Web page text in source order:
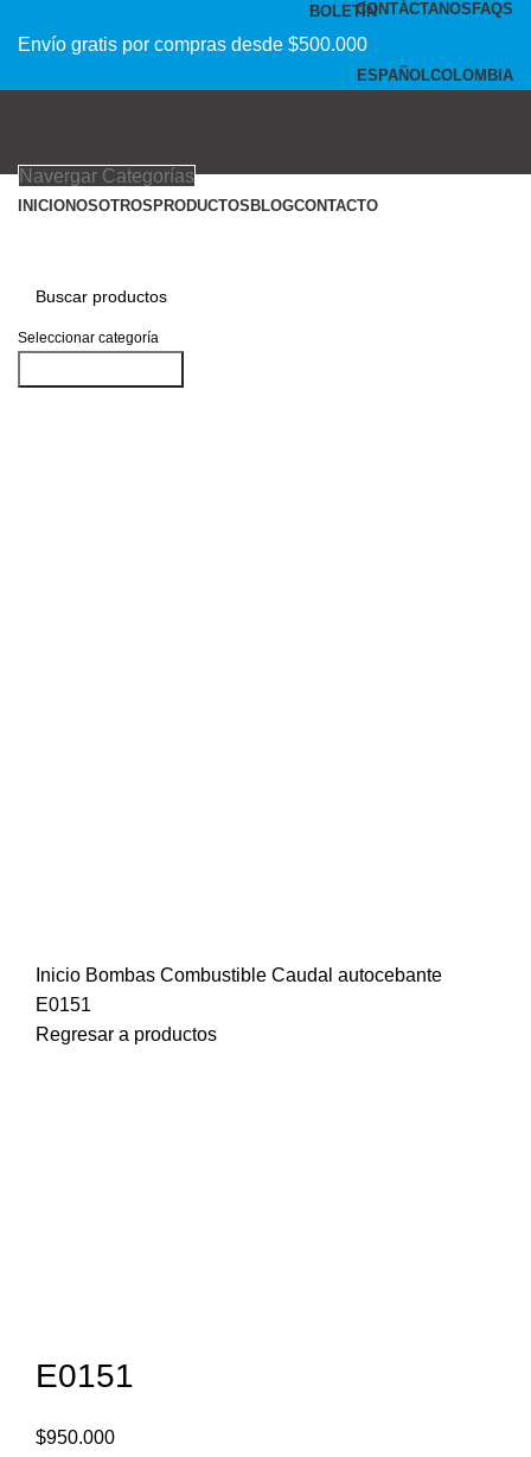
BOLETÍNCONTÁCTANOS FAQS
Envío gratis por compras desde $500.000
ESPAÑOLCOLOMBIA
Seleccionar categoría
Navergar Categorías
INICIONOSOTROS PRODUCTOS BLOGCONTACTO
Clic para agrandar
Inicio Bombas Combustible Caudal autocebante
E0151
Regresar a productos
E0151
$950.000